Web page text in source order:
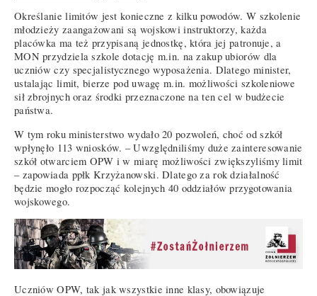
Określanie limitów jest konieczne z kilku powodów. W szkolenie
młodzieży zaangażowani są wojskowi instruktorzy, każda
placówka ma też przypisaną jednostkę, która jej patronuje, a
MON przydziela szkole dotację m.in. na zakup ubiorów dla
uczniów czy specjalistycznego wyposażenia. Dlatego minister,
ustalając limit, bierze pod uwagę m.in. możliwości szkoleniowe
sił zbrojnych oraz środki przeznaczone na ten cel w budżecie
państwa.
W tym roku ministerstwo wydało 20 pozwoleń, choć od szkół
wpłynęło 113 wniosków. – Uwzględniliśmy duże zainteresowanie
szkół otwarciem OPW i w miarę możliwości zwiększyliśmy limit
– zapowiada ppłk Krzyżanowski. Dlatego za rok działalność
będzie mogło rozpocząć kolejnych 40 oddziałów przygotowania
wojskowego.
Uczniów OPW, tak jak wszystkie inne klasy, obowiązuje